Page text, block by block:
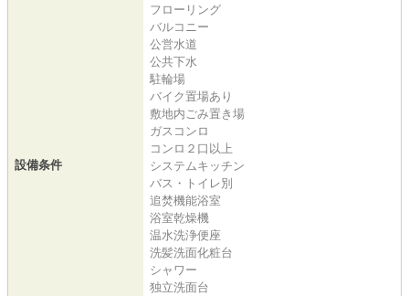
設備条件
フローリング
バルコニー
公営水道
公共下水
駐輪場
バイク置場あり
敷地内ごみ置き場
ガスコンロ
コンロ２口以上
システムキッチン
バス・トイレ別
追焚機能浴室
浴室乾燥機
温水洗浄便座
洗髪洗面化粧台
シャワー
独立洗面台